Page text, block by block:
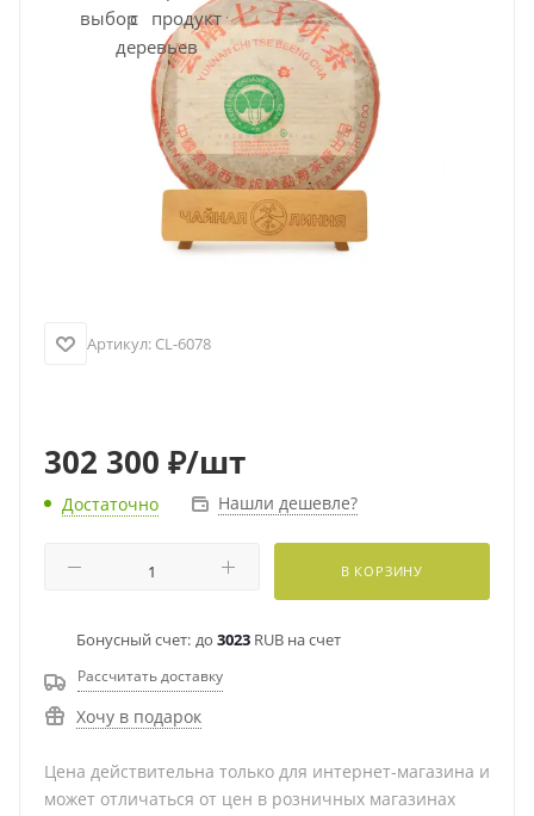
Артикул: CL-6078
302 300 ₽/шт
Достаточно Нашли дешевле?
В КОРЗИНУ
Бонусный счет: до 3023 RUB на счет
Рассчитать доставку
Хочу в подарок
Цена действительна только для интернет-магазина и
может отличаться от цен в розничных магазинах